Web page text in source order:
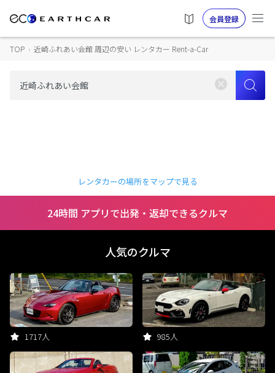
会員登録
TOP › 近崎ふれあい会館 周辺の安い レンタカー Rent-a-Car
レンタカーの場所をマップで見る
24時間 アプリで出発・返却できるクルマ
人気のクルマ
1717人 985人